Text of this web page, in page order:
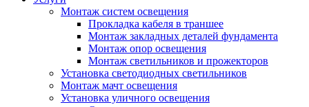
Монтаж систем освещения
Прокладка кабеля в траншее
Монтаж закладных деталей фундамента
Монтаж опор освещения
Монтаж светильников и прожекторов
Установка светодиодных светильников
Монтаж мачт освещения
Установка уличного освещения